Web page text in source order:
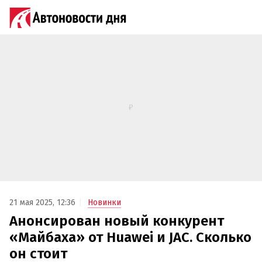
21 мая 2025, 12:36 Новинки
Анонсирован новый конкурент
«Майбаха» от Huawei и JAC. Сколько
он стоит